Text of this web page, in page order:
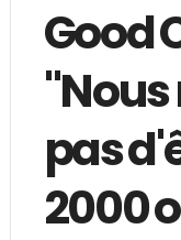
Good
pas
2000